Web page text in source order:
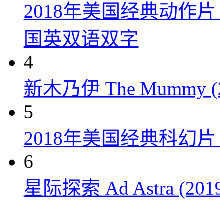
2018年美国经典动作
国英双语双字
4
新木乃伊 The Mummy
5
2018年美国经典科幻
6
星际探索 Ad Astra